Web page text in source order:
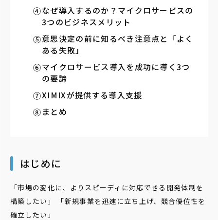
なぜ導入するのか？マイクロサービスの
3つのビジネスメリット
意思決定の前に知るべき注意点と「よく
ある失敗」
マイクロサービス導入を成功に導く3つ
の要諦
XIMIXが提供する導入支援
まとめ
はじめに
「市場の変化に、よりスピーディに対応できる開発体制を
構築したい」 「新規事業を迅速に立ち上げ、競合優位性を
確立したい」